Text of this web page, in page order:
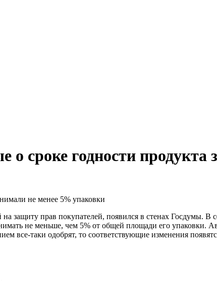
сроке годности продукта
прав покупателей, появился в стенах Госдумы. В
не меньше, чем 5% от общей площади его упаковки.
все-таки одобрят, то соответствующие изменения